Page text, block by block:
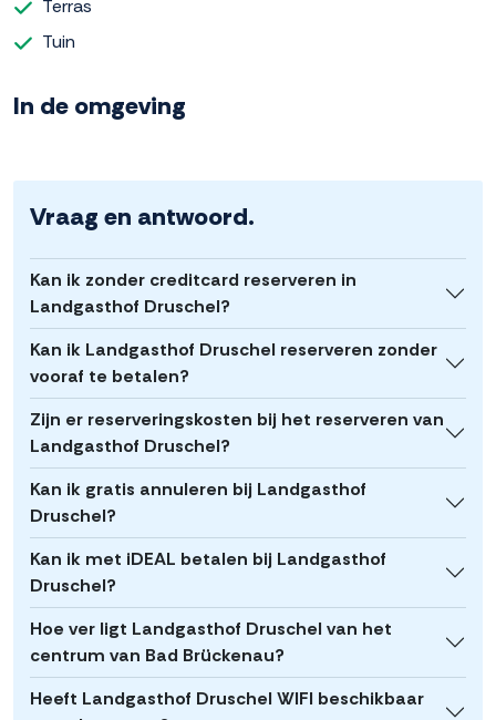
Terras
Tuin
In de omgeving
Vraag en antwoord.
Kan ik zonder creditcard reserveren in
Landgasthof Druschel?
Kan ik Landgasthof Druschel reserveren zonder
vooraf te betalen?
Zijn er reserveringskosten bij het reserveren van
Landgasthof Druschel?
Kan ik gratis annuleren bij Landgasthof
Druschel?
Kan ik met iDEAL betalen bij Landgasthof
Druschel?
Hoe ver ligt Landgasthof Druschel van het
centrum van Bad Brückenau?
Heeft Landgasthof Druschel WIFI beschikbaar